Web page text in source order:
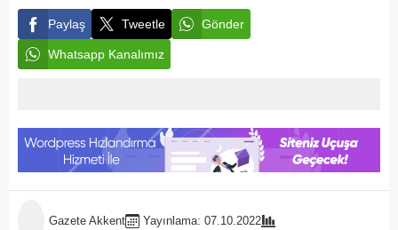
Paylaş Tweetle Gönder
Whatsapp Kanalımız
Gazete Akkent Yayınlama: 07.10.2022